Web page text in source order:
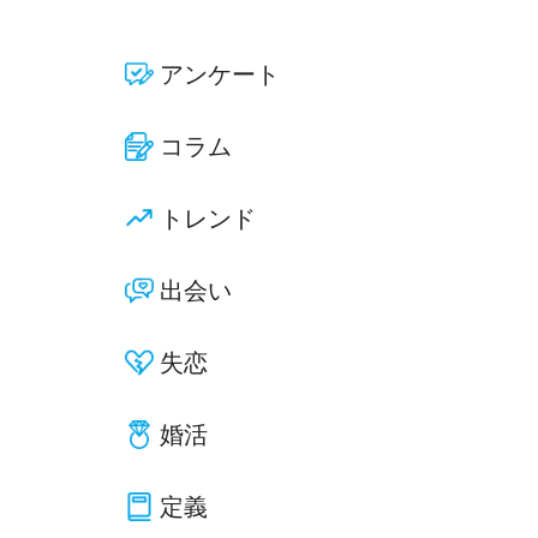
アンケート
コラム
トレンド
出会い
失恋
婚活
定義